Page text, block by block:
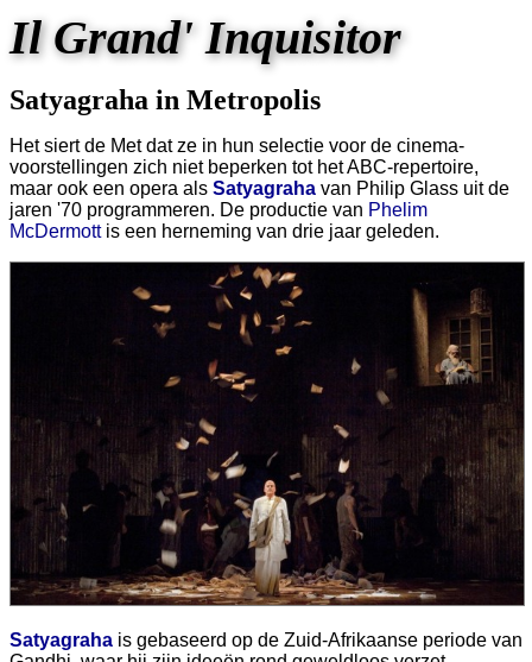
Il Grand' Inquisitor
Satyagraha in Metropolis
Het siert de Met dat ze in hun selectie voor de cinema-
voorstellingen zich niet beperken tot het ABC-repertoire,
maar ook een opera als Satyagraha van Philip Glass uit de
jaren '70 programmeren. De productie van Phelim
McDermottis een herneming van drie jaar geleden.
Satyagraha is gebaseerd op de Zuid-Afrikaanse periode van